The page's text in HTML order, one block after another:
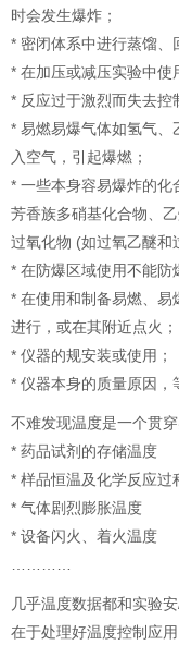
时会发生爆炸；
* 密闭体系中进行蒸馏、
* 在加压或减压实验中使
* 反应过于激烈而失去控
* 易燃易爆气体如氢气、
入空气，引起爆燃；
* 一些本身容易爆炸的化
芳香族多硝基化合物、
过氧化物 (如过氧乙醚和
* 在防爆区域使用不能防
* 在使用和制备易燃、易
进行，或在其附近点火；
* 仪器的规安装或使用；
* 仪器本身的质量原因，
不难发现温度是一个贯
* 药品试剂的存储温度
* 样品恒温及化学反应过
* 气体剧烈膨胀温度
* 设备闪火、着火温度
几乎温度数据都和实验
在于处理好温度控制应